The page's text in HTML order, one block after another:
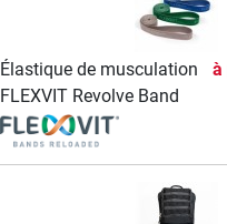
Élastique de musculation
FLEXVIT Revolve Band
à